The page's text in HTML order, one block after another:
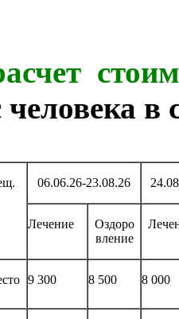
в
06.06.26-23.08.26
Лечение
Оздоро
вление
9 300 8 500 8 000